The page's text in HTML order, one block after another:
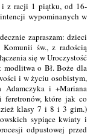
i z racji 1 piątku, od 16-
wypominanych w
zapraszam: dzieci
Komunii św., z radością
się w Uroczystość
modlitwa o Bł. Boże dla
i w życiu osobistym,
Adamczyka i +Mariana
feretronów, które jak co
klasy 7 i 8 i 3 gim.)
sypiące kwiaty i
odpustowej przed